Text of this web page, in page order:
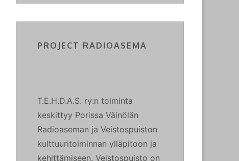
PROJECT RADIOASEMA
T.E.H.D.A.S. ry:n toiminta
keskittyy Porissa Väinölän
Radioaseman ja Veistospuiston
kulttuuritoiminnan ylläpitoon ja
kehittämiseen. Veistospuisto on